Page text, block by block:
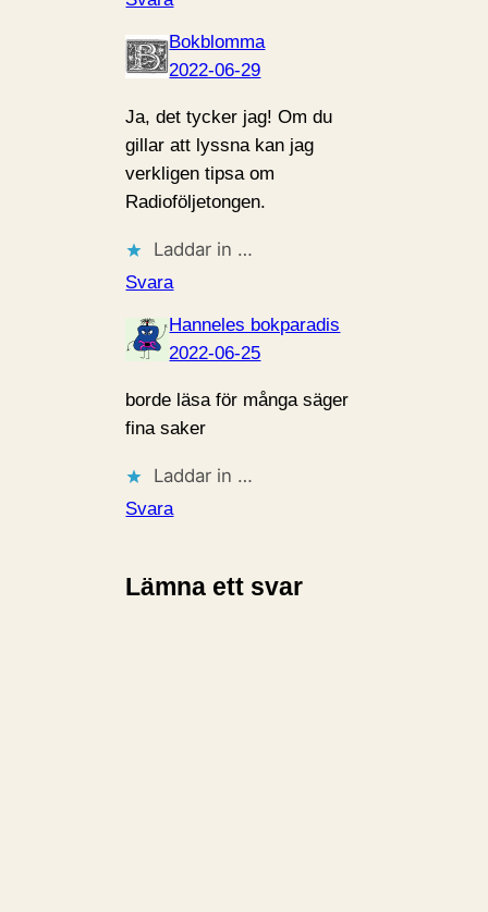
Bokblomma
2022-06-29
Ja, det tycker jag! Om du
gillar att lyssna kan jag
verkligen tipsa om
Radioföljetongen.
Laddar in …
Svara
Hanneles bokparadis
2022-06-25
borde läsa för många säger
fina saker
Laddar in …
Svara
Lämna ett svar